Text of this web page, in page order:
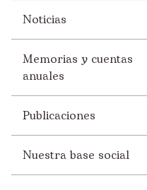
Noticias
Memorias y cuentas
anuales
Publicaciones
Nuestra base social